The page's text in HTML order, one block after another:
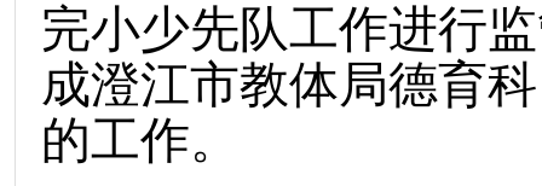
完小少先队工作进行
成澄江市教体局德育
的工作。